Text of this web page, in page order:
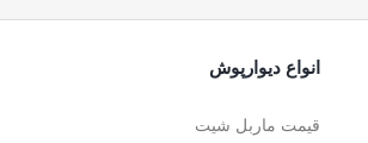
انواع دیوارپوش
قیمت ماربل شیت